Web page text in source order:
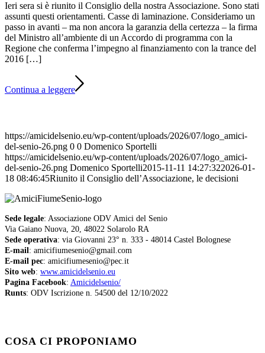
Ieri sera si è riunito il Consiglio della nostra Associazione. Sono stati
assunti questi orientamenti. Casse di laminazione. Consideriamo un
passo in avanti – ma non ancora la garanzia della certezza – la firma
del Ministro all’ambiente di un Accordo di programma con la
Regione che conferma l’impegno al finanziamento con la trance del
2016 […]
Continua a leggere
https://amicidelsenio.eu/wp-content/uploads/2026/07/logo_amici-
del-senio-26.png 0 0 Domenico Sportelli
https://amicidelsenio.eu/wp-content/uploads/2026/07/logo_amici-
del-senio-26.png Domenico Sportelli2015-11-11 14:27:322026-01-
18 08:46:45Riunito il Consiglio dell’Associazione, le decisioni
Sede legale: Associazione ODV Amici del Senio
Via Gaiano Nuova, 20, 48022 Solarolo RA
Sede operativa: via Giovanni 23° n. 333 - 48014 Castel Bolognese
E-mail: amicifiumesenio@gmail.com
E-mail pec: amicifiumesenio@pec.it
Sito web: www.amicidelsenio.eu
Pagina Facebook: Amicidelsenio/
Runts: ODV Iscrizione n. 54500 del 12/10/2022
COSA CI PROPONIAMO